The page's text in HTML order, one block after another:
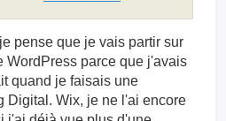
pense que je vais partir sur
WordPress parce que j'avais
quand je faisais une
Digital. Wix, je ne l'ai encore